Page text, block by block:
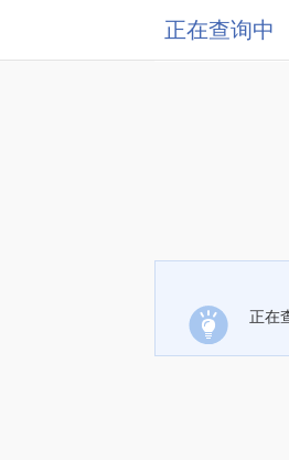
正在查询中
正在